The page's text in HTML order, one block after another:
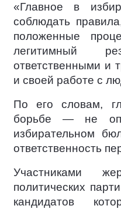
«Главное в
соблюдать
положенные
легитимный
ответственными и
и своей работе с
По его словам,
борьбе — не
избирательном
ответственность
Участниками
политических
кандидатов